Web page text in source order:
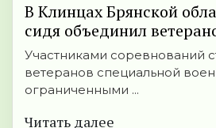
В Клинцах Брянской
сидя объединил
Участниками соревнований
ветеранов специальной
ограниченными ...
Читать далее